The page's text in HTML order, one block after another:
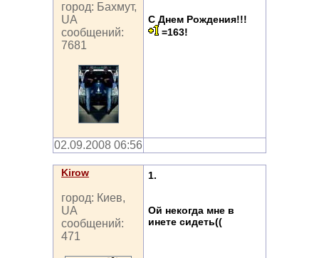
город: Бахмут,
UA
сообщений:
7681
С Днем Рождения!!!
=163!
02.09.2008 06:56
Kirow
город: Киев,
UA
сообщений:
471
1.
Ой некогда мне в
инете сидеть((